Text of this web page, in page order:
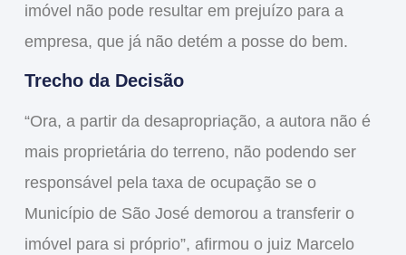
imóvel não pode resultar em prejuízo para a
empresa, que já não detém a posse do bem.
Trecho da Decisão
“Ora, a partir da desapropriação, a autora não é
mais proprietária do terreno, não podendo ser
responsável pela taxa de ocupação se o
Município de São José demorou a transferir o
imóvel para si próprio”, afirmou o juiz Marcelo